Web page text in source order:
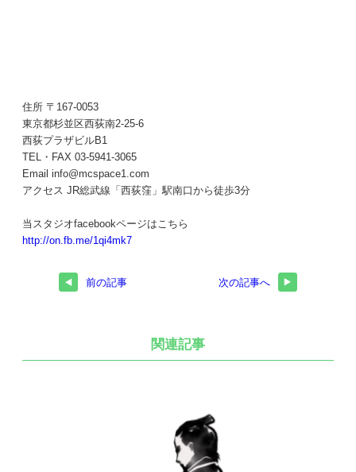
住所 〒167-0053
東京都杉並区西荻南2-25-6
西荻プラザビルB1
TEL・FAX 03-5941-3065
Email info@mcspace1.com
アクセス JR総武線「西荻窪」駅南口から徒歩3分
当スタジオfacebookページはこちら
http://on.fb.me/1qi4mk7
前の記事 次の記事へ
関連記事